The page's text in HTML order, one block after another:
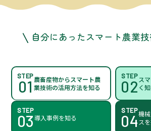
自分にあったスマート農業
STEP
01 農畜産物からスマート農
業技術の活用方法を知る
STEP
02 ス
く
STEP
03導入事例を知る
STEP
04機
ス